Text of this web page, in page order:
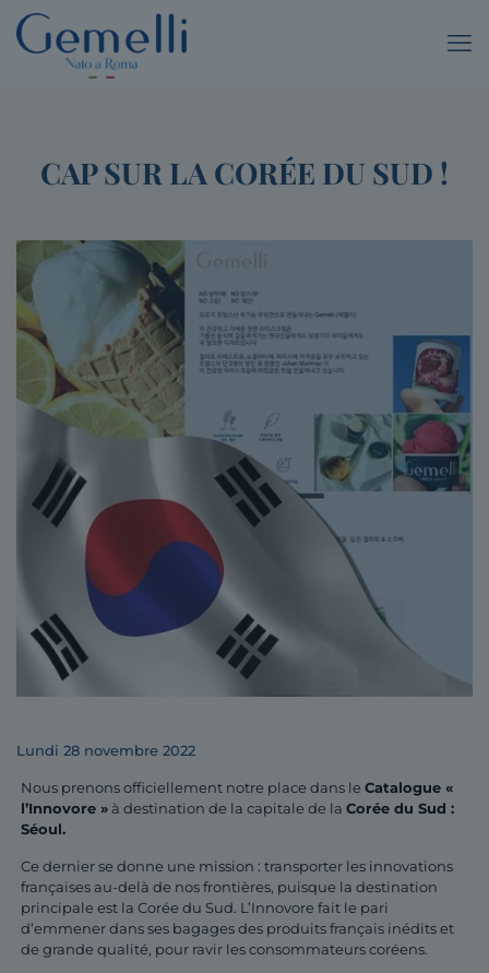
CAP SUR LA CORÉE DU SUD !
lundi 28 novembre 2022
Nous prenons officiellement notre place dans leCatalogue «
l’Innovore » à destination de la capitale de laCorée du Sud :
Séoul.
Ce dernier se donne une mission : transporter les innovations
françaises au-delà de nos frontières, puisque la destination
principale est la Corée du Sud. L’Innovore fait le pari
d’emmener dans ses bagages des produits français inédits et
de grande qualité, pour ravir les consommateurs coréens.